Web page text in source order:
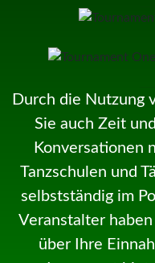
Durch die Nutzung
Sie auch Zeit
Konversationen
Tanzschulen und
selbstständig im
Veranstalter
über Ihre